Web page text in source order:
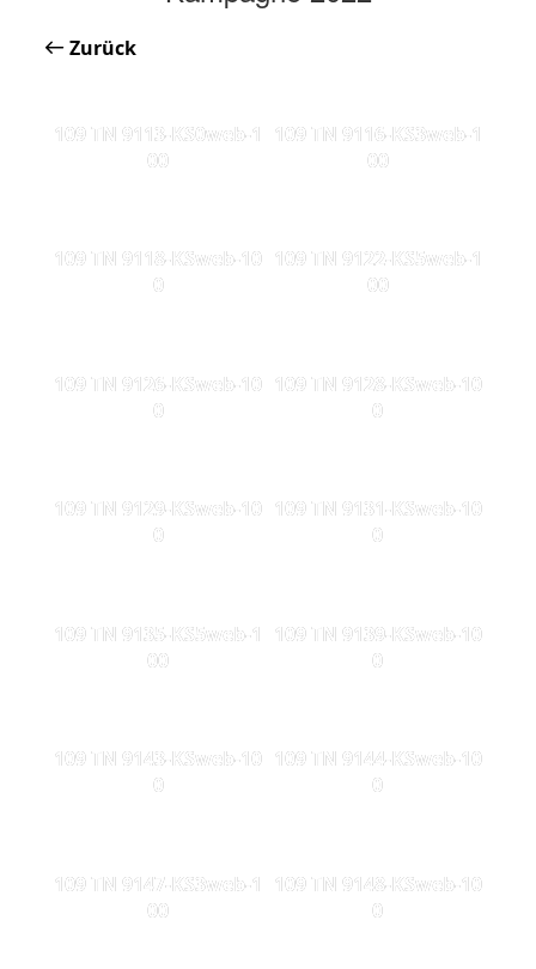
Zurück
109 TN 9113-KS0web-1
00
109 TN 9116-KS3web-1
00
109 TN 9118-KSweb-10
0
109 TN 9122-KS5web-1
00
109 TN 9126-KSweb-10
0
109 TN 9128-KSweb-10
0
109 TN 9129-KSweb-10
0
109 TN 9131-KSweb-10
0
109 TN 9135-KS5web-1
00
109 TN 9139-KSweb-10
0
109 TN 9143-KSweb-10
0
109 TN 9144-KSweb-10
0
109 TN 9147-KS3web-1
00
109 TN 9148-KSweb-10
0